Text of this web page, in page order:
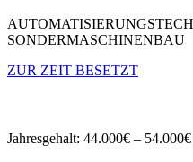
SONDERMASCHINENBAU
ZUR ZEIT BESETZT
Jahresgehalt: 44.000€ – 54.000€